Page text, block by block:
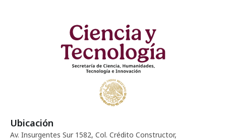
Ubicación
Av. Insurgentes Sur 1582, Col. Crédito Constructor,